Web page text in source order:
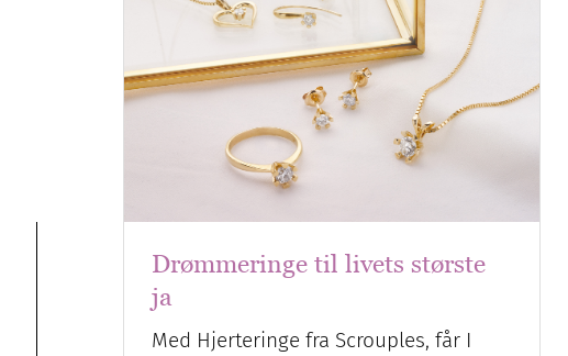
Drømmeringe til livets største
ja
Med Hjerteringe fra Scrouples, får I